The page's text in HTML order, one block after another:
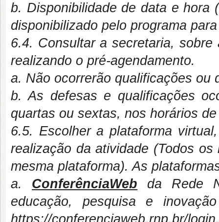
b. Disponibilidade de data e hora
disponibilizado pelo programa
6.4. Consultar a secretaria,
realizando o pré-agendamento.
a. Não ocorrerão qualificações ou
b. As defesas e qualificações
quartas ou sextas, nos horários
6.5. Escolher a plataforma
realização da atividade (Todos
mesma plataforma). As
a. ConferênciaWeb da Rede
educação, pesquisa e
https://conferenciaweb.rnp.br/